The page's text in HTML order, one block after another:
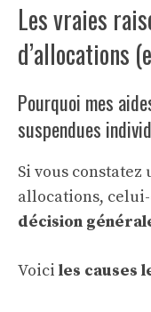
Les vraies
d’allocations
Pourquoi mes
suspendues
Si vous
allocations,
décision
Voici les causes